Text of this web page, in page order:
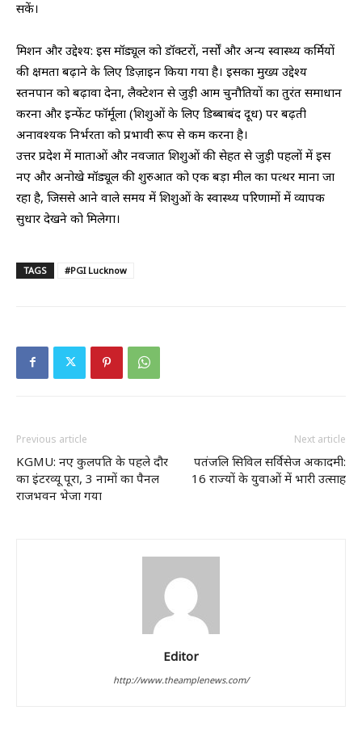
सकें।
​मिशन और उद्देश्य: इस मॉड्यूल को डॉक्टरों, नर्सों और अन्य स्वास्थ्य कर्मियों
की क्षमता बढ़ाने के लिए डिज़ाइन किया गया है। इसका मुख्य उद्देश्य
स्तनपान को बढ़ावा देना, लैक्टेशन से जुड़ी आम चुनौतियों का तुरंत समाधान
करना और इन्फेंट फॉर्मूला (शिशुओं के लिए डिब्बाबंद दूध) पर बढ़ती
अनावश्यक निर्भरता को प्रभावी रूप से कम करना है।
​उत्तर प्रदेश में माताओं और नवजात शिशुओं की सेहत से जुड़ी पहलों में इस
नए और अनोखे मॉड्यूल की शुरुआत को एक बड़ा मील का पत्थर माना जा
रहा है, जिससे आने वाले समय में शिशुओं के स्वास्थ्य परिणामों में व्यापक
सुधार देखने को मिलेगा।
TAGS #PGI Lucknow
Previous article
KGMU: नए कुलपति के पहले दौर
का इंटरव्यू पूरा, 3 नामों का पैनल
राजभवन भेजा गया ​
Next article
पतंजलि सिविल सर्विसेज अकादमी:
16 राज्यों के युवाओं में भारी उत्साह
Editor
http://www.theamplenews.com/